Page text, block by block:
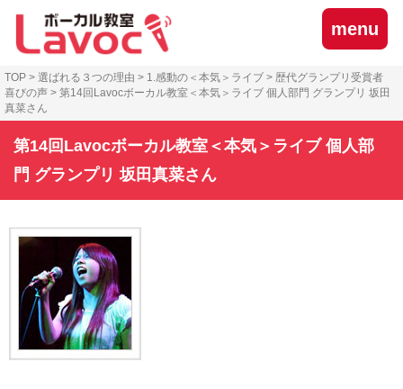
menu
TOP > 選ばれる３つの理由 > 1.感動の＜本気＞ライブ > 歴代グランプリ受賞者
喜びの声 > 第14回Lavocボーカル教室＜本気＞ライブ 個人部門 グランプリ 坂田
真菜さん
第14回Lavocボーカル教室＜本気＞ライブ 個人部
門 グランプリ 坂田真菜さん